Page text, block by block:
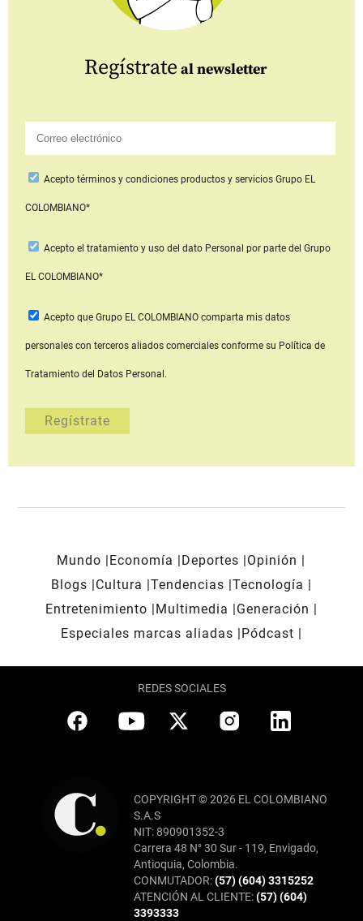
Regístrate al newsletter
Aceptotérminos y condiciones productos y serviciosGrupo EL
COLOMBIANO*
Acepto el tratamiento y uso del dato Personal por parte del Grupo
EL COLOMBIANO*
Acepto que Grupo EL COLOMBIANOcomparta mis datos
personales con terceros aliados comerciales conforme su Política de
Tratamiento del Datos Personal.
Mundo Economía Deportes
Opinión
Blogs
Cultura Tendencias Tecnología
Entretenimiento
Multimedia
Generación
Especiales marcas aliadas
Pódcast
REDES SOCIALES
COPYRIGHT © 2026 EL COLOMBIANO
S.A.S
NIT: 890901352-3
Carrera 48 N° 30 Sur - 119, Envigado,
Antioquia, Colombia.
CONMUTADOR:(57) (604) 3315252
ATENCIÓN AL CLIENTE:(57) (604)
3393333